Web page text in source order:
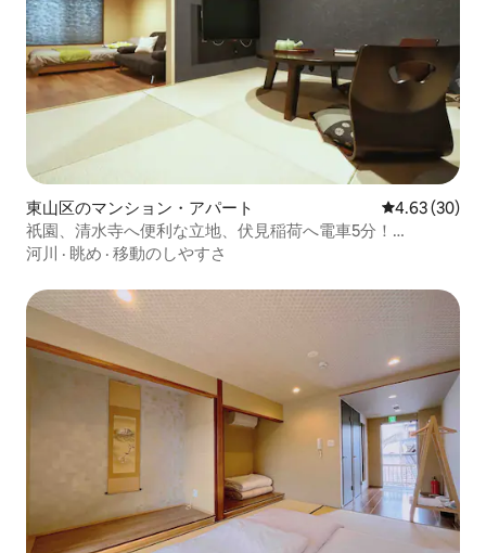
東山区のマンション・アパート レビュー30
4.63 (30)
祇園、清水寺へ便利な立地、伏見稲荷へ電車5分！
Cocoon101
河川 · 眺め · 移動のしやすさ